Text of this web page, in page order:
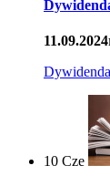
10 Cze